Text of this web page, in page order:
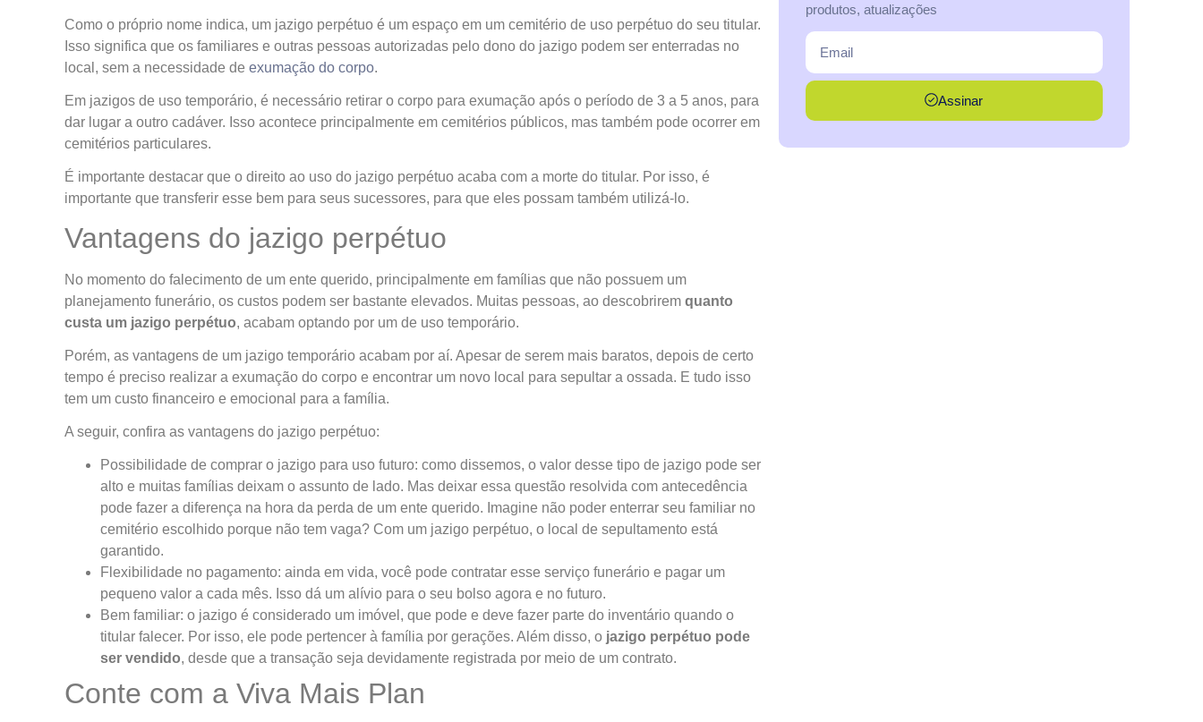
Como o próprio nome indica, um jazigo perpétuo é um espaço em um cemitério de uso perpétuo do seu titular.
Isso significa que os familiares e outras pessoas autorizadas pelo dono do jazigo podem ser enterradas no
local, sem a necessidade de exumação do corpo.
Em jazigos de uso temporário, é necessário retirar o corpo para exumação após o período de 3 a 5 anos, para
dar lugar a outro cadáver. Isso acontece principalmente em cemitérios públicos, mas também pode ocorrer em
cemitérios particulares.
É importante destacar que o direito ao uso do jazigo perpétuo acaba com a morte do titular. Por isso, é
importante que transferir esse bem para seus sucessores, para que eles possam também utilizá-lo.
Vantagens do jazigo perpétuo
No momento do falecimento de um ente querido, principalmente em famílias que não possuem um
planejamento funerário, os custos podem ser bastante elevados. Muitas pessoas, ao descobrirem quanto
custa um jazigo perpétuo, acabam optando por um de uso temporário.
Porém, as vantagens de um jazigo temporário acabam por aí. Apesar de serem mais baratos, depois de certo
tempo é preciso realizar a exumação do corpo e encontrar um novo local para sepultar a ossada. E tudo isso
tem um custo financeiro e emocional para a família.
A seguir, confira as vantagens do jazigo perpétuo:
Possibilidade de comprar o jazigo para uso futuro: como dissemos, o valor desse tipo de jazigo pode ser
alto e muitas famílias deixam o assunto de lado. Mas deixar essa questão resolvida com antecedência
pode fazer a diferença na hora da perda de um ente querido. Imagine não poder enterrar seu familiar no
cemitério escolhido porque não tem vaga? Com um jazigo perpétuo, o local de sepultamento está
garantido.
Flexibilidade no pagamento: ainda em vida, você pode contratar esse serviço funerário e pagar um
pequeno valor a cada mês. Isso dá um alívio para o seu bolso agora e no futuro.
Bem familiar: o jazigo é considerado um imóvel, que pode e deve fazer parte do inventário quando o
titular falecer. Por isso, ele pode pertencer à família por gerações. Além disso, o jazigo perpétuo pode
ser vendido, desde que a transação seja devidamente registrada por meio de um contrato.
Conte com a Viva Mais Plan
produtos, atualizações
Assinar